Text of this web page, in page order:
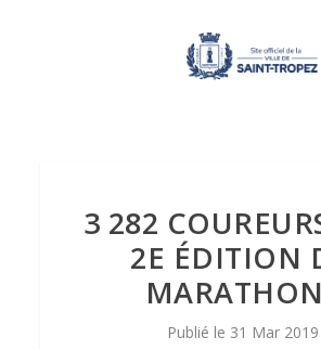
3 282
2E ÉDITION
31 Mar 2019